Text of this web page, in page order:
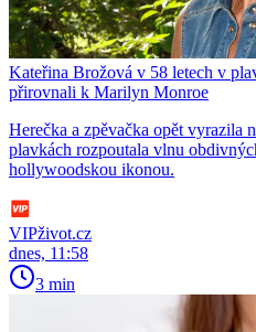
Kateřina Brožová v 58 letech v
přirovnali k Marilyn Monroe
Herečka a zpěvačka opět vyrazila
plavkách rozpoutala vlnu
hollywoodskou ikonou.
VIPživot.cz
dnes, 11:58
3 min